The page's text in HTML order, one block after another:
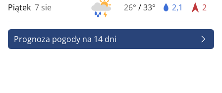
Piątek 7 sie 26° /33° 2,1 2
Prognoza pogody na 14 dni